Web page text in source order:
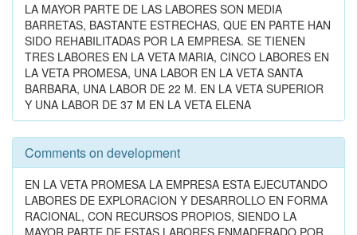
LA MAYOR PARTE DE LAS LABORES SON MEDIA
BARRETAS, BASTANTE ESTRECHAS, QUE EN PARTE HAN
SIDO REHABILITADAS POR LA EMPRESA. SE TIENEN
TRES LABORES EN LA VETA MARIA, CINCO LABORES EN
LA VETA PROMESA, UNA LABOR EN LA VETA SANTA
BARBARA, UNA LABOR DE 22 M. EN LA VETA SUPERIOR
Y UNA LABOR DE 37 M EN LA VETA ELENA
Comments on development
EN LA VETA PROMESA LA EMPRESA ESTA EJECUTANDO
LABORES DE EXPLORACION Y DESARROLLO EN FORMA
RACIONAL, CON RECURSOS PROPIOS, SIENDO LA
MAYOR PARTE DE ESTAS LABORES ENMADERADO POR